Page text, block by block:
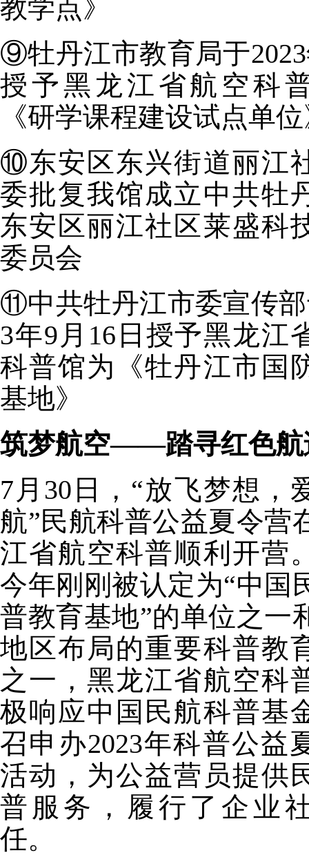
教学点》
⑨牡丹江市教育局于
授予黑龙江省航空科
《研学课程建设试点单
⑩东安区东兴街道丽江
委批复我馆成立中共牡
东安区丽江社区莱盛科
委员会
⑪中共牡丹江市委宣传部
3年9月16日授予黑龙江
科普馆为《牡丹江市国
基地》
筑梦航空——踏寻红色航
7月30日，“放飞梦想，
航”民航科普公益夏令营
江省航空科普顺利开营
今年刚刚被认定为“中国
普教育基地”的单位之一
地区布局的重要科普教
之一，黑龙江省航空科
极响应中国民航科普基
召申办2023年科普公益
活动，为公益营员提供
普服务，履行了企业
任。